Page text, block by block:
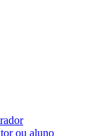
ou aluno